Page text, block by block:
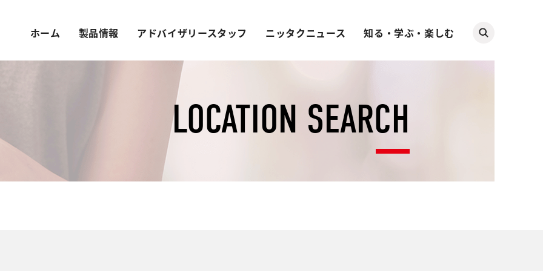
ホーム 製品情報 アドバイザリースタッフ ニッタクニュース 知る・学ぶ・楽しむ
LOCATION SEARCH